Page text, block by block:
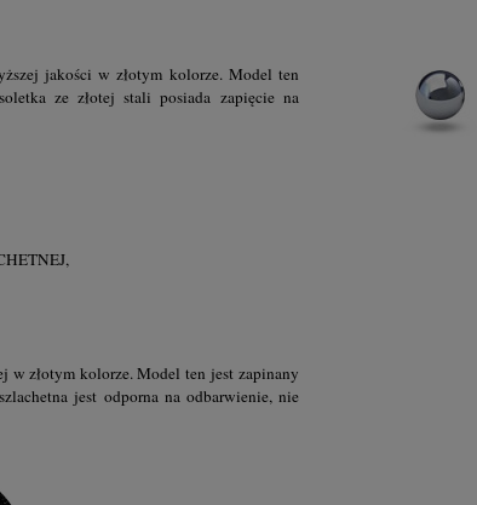
jakości w złotym kolorze. Model ten
ze złotej stali posiada zapięcie na
w złotym kolorze. Model ten jest zapinany
jest odporna na odbarwienie, nie